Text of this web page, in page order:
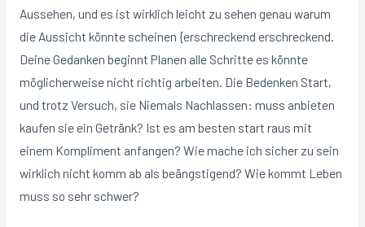
Aussehen, und es ist wirklich leicht zu sehen genau warum
die Aussicht könnte scheinen {erschreckend erschreckend.
Deine Gedanken beginnt Planen alle Schritte es könnte
möglicherweise nicht richtig arbeiten. Die Bedenken Start,
und trotz Versuch, sie Niemals Nachlassen: muss anbieten
kaufen sie ein Getränk? Ist es am besten start raus mit
einem Kompliment anfangen? Wie mache ich sicher zu sein
wirklich nicht komm ab als beängstigend? Wie kommt Leben
muss so sehr schwer?